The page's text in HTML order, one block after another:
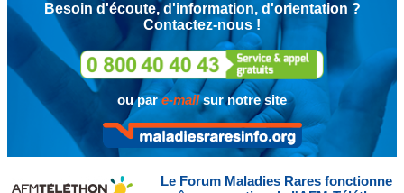
Besoin d'écoute, d'information, d'orientation ?
Contactez-nous !
ou pare-mailsur notre site
Le Forum Maladies Rares fonctionne